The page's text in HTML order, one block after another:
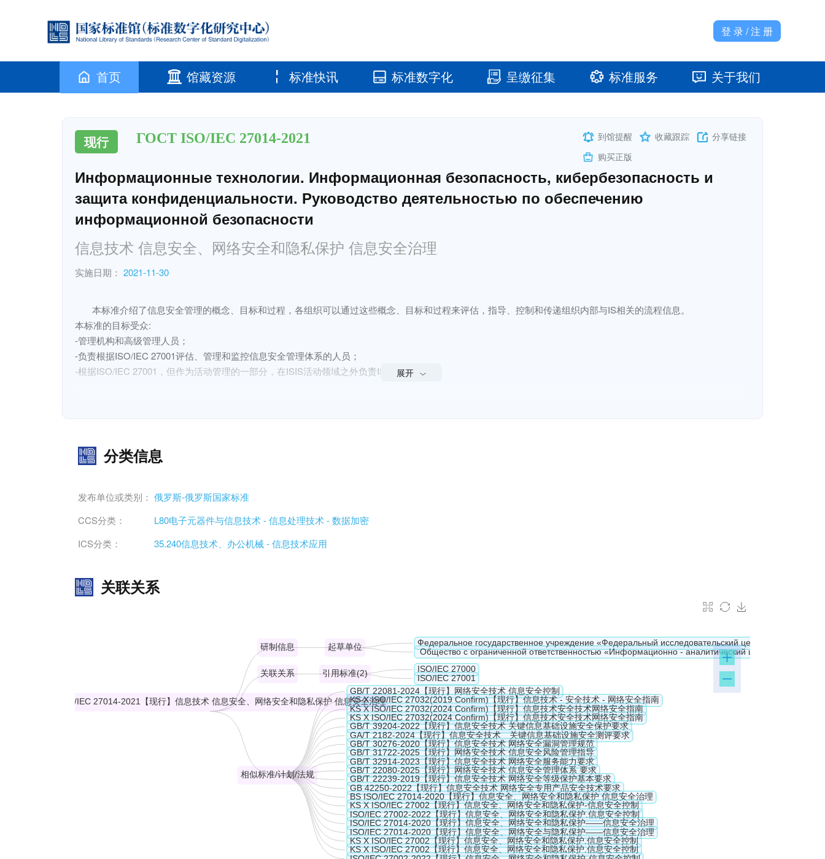
登 录 / 注 册
首页 馆藏资源 标准快讯 标准数字化 呈缴征集 标准服务 关于我们
现行 ГОСТ ISO/IEC 27014-2021 到馆提醒 收藏跟踪
分享链接
购买正版
Информационные технологии. Информационная безопасность, кибербезопасность и
защита конфиденциальности. Руководство деятельностью по обеспечению
информационной безопасности
信息技术 信息安全、网络安全和隐私保护 信息安全治理
实施日期： 2021-11-30
本标准介绍了信息安全管理的概念、目标和过程，各组织可以通过这些概念、目标和过程来评估，指导、控制和传递组织内部与IS相关的流程信息。
本标准的目标受众:
-管理机构和高级管理人员；
-负责根据ISO/IEC 27001评估、管理和监控信息安全管理体系的人员；
-根据ISO/IEC 27001，但作为活动管理的一部分，在ISIS活动领域之外负责IS管理的人员。
помощью которых организации могут оценивать, направлять, контролировать и передавать информацию о процессах, связанных с ИБ, внутри организации.
展开
分类信息
发布单位或类别： 俄罗斯-俄罗斯国家标准
CCS分类：
L80电子元器件与信息技术 - 信息处理技术 - 数据加密
ICS分类：
35.240信息技术、办公机械 - 信息技术应用
关联关系